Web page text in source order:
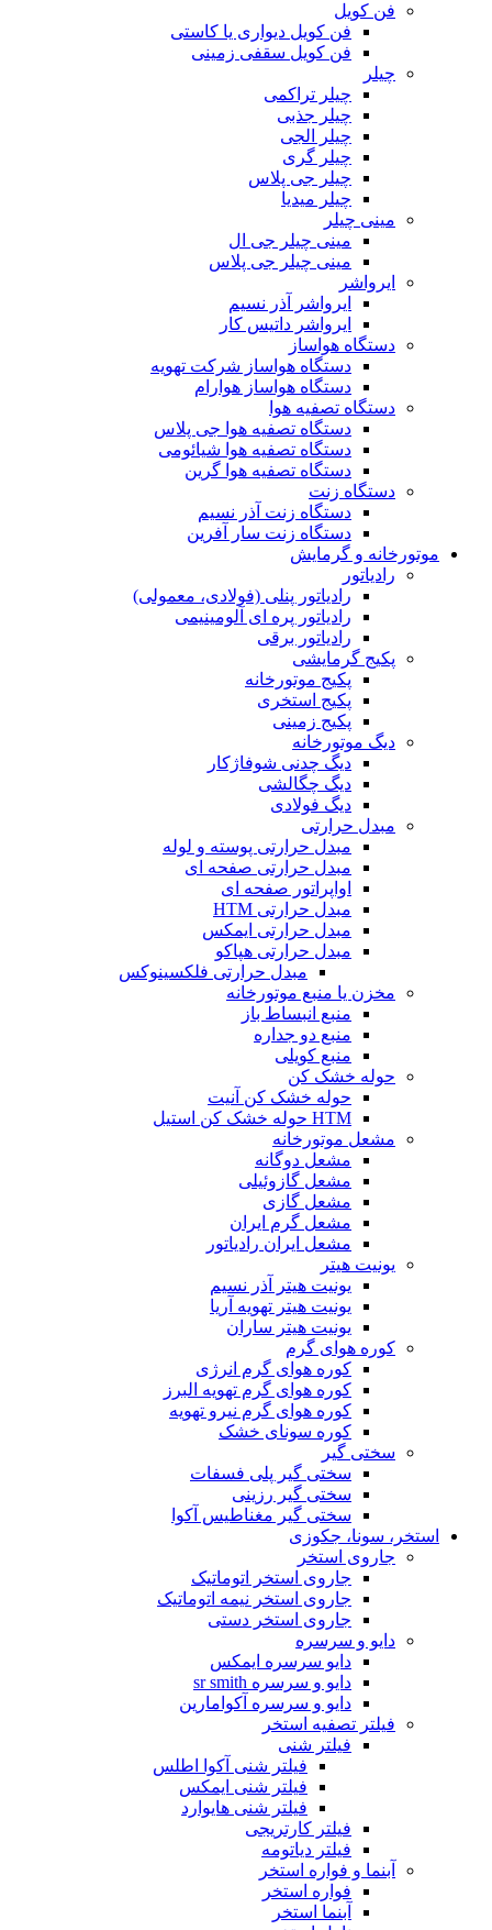
فن کویل
فن کویل دیواری یا کاستی
فن کویل سقفی زمینی
چیلر
چیلر تراکمی
چیلر جذبی
چیلر الجی
چیلر گری
چیلر جی پلاس
چیلر میدیا
مینی چیلر
مینی چیلر جی ال
مینی چیلر جی پلاس
ایرواشر
ایرواشر آذر نسیم
ایرواشر داتیس کار
دستگاه هواساز
دستگاه هواساز شرکت تهویه
دستگاه هواساز هوارام
دستگاه تصفیه هوا
دستگاه تصفیه هوا جی پلاس
دستگاه تصفیه هوا شیائومی
دستگاه تصفیه هوا گرین
دستگاه زنت
دستگاه زنت آذر نسیم
دستگاه زنت سار آفرین
موتورخانه و گرمایش
رادیاتور
رادیاتور پنلی (فولادی، معمولی)
رادیاتور پره ای آلومینیمی
رادیاتور برقی
پکیج گرمایشی
پکیج موتورخانه
پکیج استخری
پکیج زمینی
دیگ موتورخانه
دیگ چدنی شوفاژکار
دیگ چگالشی
دیگ فولادی
مبدل حرارتی
مبدل حرارتی پوسته و لوله
مبدل حرارتی صفحه ای
اواپراتور صفحه ای
مبدل حرارتی HTM
مبدل حرارتی ایمکس
مبدل حرارتی هپاکو
مبدل حرارتی فلکسینوکس
مخزن یا منبع موتورخانه
منبع انبساط باز
منبع دو جداره
منبع کویلی
حوله خشک کن
حوله خشک کن آنیت
HTM حوله خشک کن استیل
مشعل موتورخانه
مشعل دوگانه
مشعل گازوئیلی
مشعل گازی
مشعل گرم ایران
مشعل ایران رادیاتور
یونیت هیتر
یونیت هیتر آذر نسیم
یونیت هیتر تهویه آریا
یونیت هیتر ساران
کوره هوای گرم
کوره هوای گرم انرژی
کوره هوای گرم تهویه البرز
کوره هوای گرم نیرو تهویه
کوره سونای خشک
سختی گیر
سختی گیر پلی فسفات
سختی گیر رزینی
سختی گیر مغناطیس آکوا
استخر، سونا، جکوزی
جاروی استخر
جاروی استخر اتوماتیک
جاروی استخر نیمه اتوماتیک
جاروی استخر دستی
دایو و سرسره
دایو سرسره ایمکس
دایو و سرسره sr smith
دایو و سرسره آکوامارین
فیلتر تصفیه استخر
فیلتر شنی
فیلتر شنی آکوا اطلس
فیلتر شنی ایمکس
فیلتر شنی هایوارد
فیلتر کارتریجی
فیلتر دیاتومه
آبنما و فواره استخر
فواره استخر
آبنما استخر